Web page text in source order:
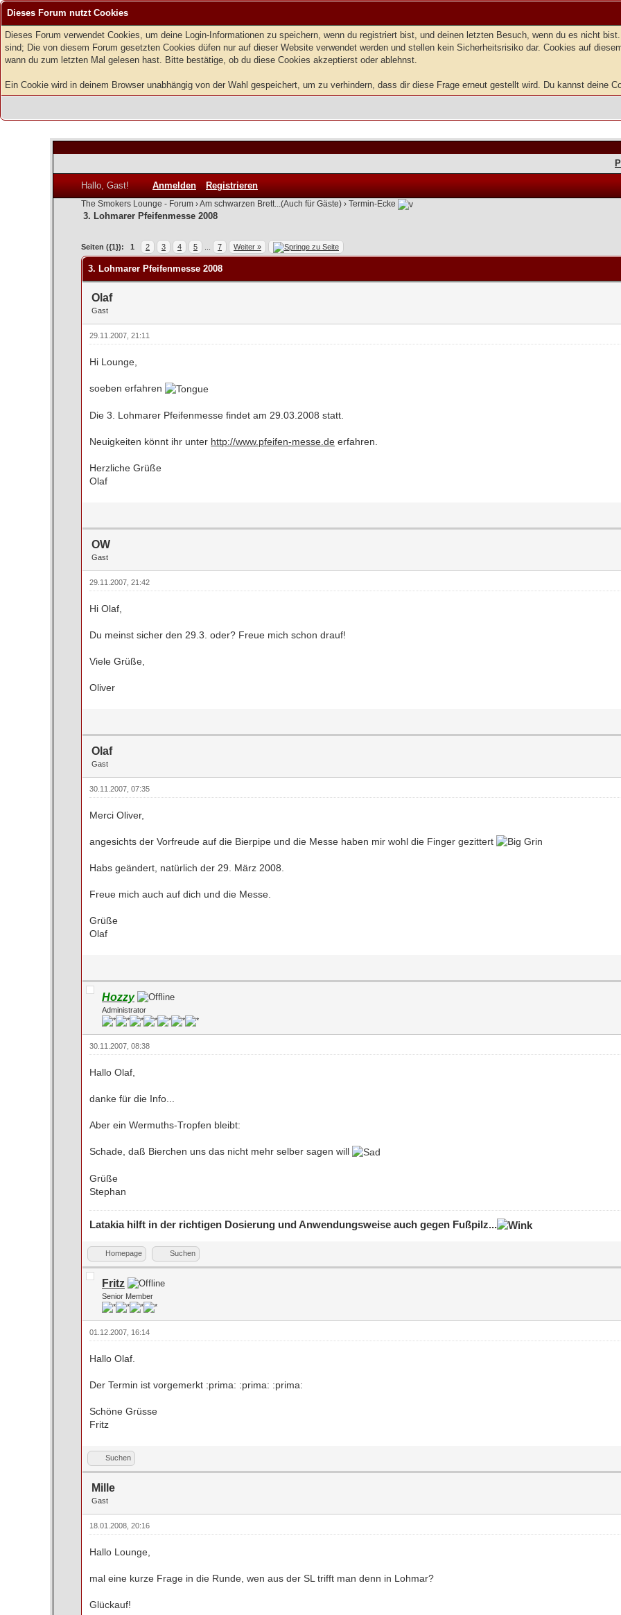
Dieses Forum nutzt Cookies
Dieses Forum verwendet Cookies, um deine Login-Informationen zu speichern, wenn du registriert bist, und deinen letzten Besuch, wenn du es nicht
sind; Die von diesem Forum gesetzten Cookies düfen nur auf dieser Website verwendet werden und stellen kein Sicherheitsrisiko dar. Cookies auf
wann du zum letzten Mal gelesen hast. Bitte bestätige, ob du diese Cookies akzeptierst oder ablehnst.
Ein Cookie wird in deinem Browser unabhängig von der Wahl gespeichert, um zu verhindern, dass dir diese Frage erneut gestellt wird. Du kannst deine
Hallo, Gast! Anmelden Registrieren
The Smokers Lounge - Forum ›Am schwarzen Brett...(Auch für Gäste) › Termin-Ecke
3. Lohmarer Pfeifenmesse 2008
Seiten ({1}): 1 2 3 4 5 7 Weiter »
0 Bewertung(en) - 0 im Durchschnitt
1
2
3
4
5
3. Lohmarer Pfeifenmesse 2008
Olaf
Gast
29.11.2007, 21:11
Hi Lounge,
soeben erfahren
Die 3. Lohmarer Pfeifenmesse findet am 29.03.2008 statt.
Neuigkeiten könnt ihr unter http://www.pfeifen-messe.de erfahren.
Herzliche Grüße
Olaf
OW
Gast
29.11.2007, 21:42
Hi Olaf,
Du meinst sicher den 29.3. oder? Freue mich schon drauf!
Viele Grüße,
Oliver
Olaf
Gast
30.11.2007, 07:35
Merci Oliver,
angesichts der Vorfreude auf die Bierpipe und die Messe haben mir wohl die Finger gezittert
Habs geändert, natürlich der 29. März 2008.
Freue mich auch auf dich und die Messe.
Grüße
Olaf
Hozzy
Administrator
30.11.2007, 08:38
Hallo Olaf,
danke für die Info...
Aber ein Wermuths-Tropfen bleibt:
Schade, daß Bierchen uns das nicht mehr selber sagen will
Grüße
Stephan
Latakia hilft in der richtigen Dosierung und Anwendungsweise auch gegen Fußpilz...
Homepage Suchen
Fritz
Senior Member
01.12.2007, 16:14
Hallo Olaf.
Der Termin ist vorgemerkt :prima: :prima: :prima:
Schöne Grüsse
Fritz
Suchen
Mille
Gast
18.01.2008, 20:16
Hallo Lounge,
mal eine kurze Frage in die Runde, wen aus der SL trifft man denn in Lohmar?
Glückauf!